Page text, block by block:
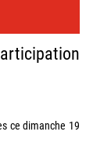
ce dimanche 19